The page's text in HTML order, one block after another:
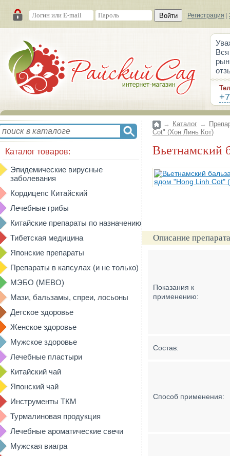
Войти Регистрация
Каталог товаров:
Эпидемические вирусные
заболевания
Кордицепс Китайский
Лечебные грибы
Китайские препараты по назначению
Тибетская медицина
Японские препараты
Препараты в капсулах (и не только)
МЭБО (MEBO)
Мази, бальзамы, спреи, лосьоны
Детское здоровье
Женское здоровье
Мужское здоровье
Лечебные пластыри
Китайский чай
Японский чай
Инструменты ТКМ
Турмалиновая продукция
Лечебные ароматические свечи
Мужская виагра
→ Каталог →
Cot" (Хон Линь Кот)
Описание
Показания к
применению:
Состав:
Способ применения: